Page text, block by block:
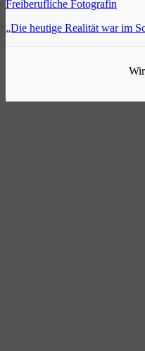
Freiberufliche Fotografin
„Die heutige Realität war im